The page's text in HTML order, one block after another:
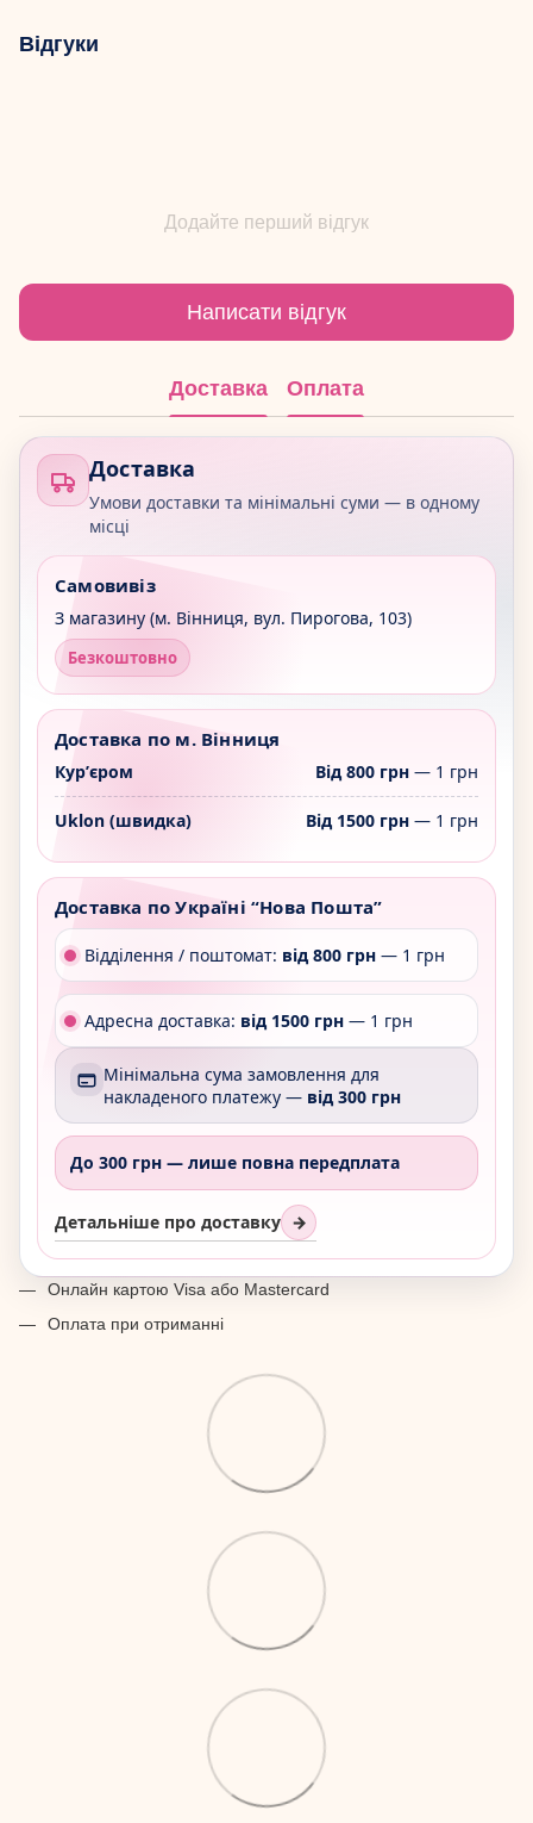
Відгуки
Додайте перший відгук
Написати відгук
Доставка Оплата
Доставка
Умови доставки та мінімальні суми — в одному
місці
Самовивіз
З магазину (м. Вінниця, вул. Пирогова, 103)
Безкоштовно
Доставка по м. Вінниця
Курʼєром Від 800 грн— 1 грн
Uklon (швидка) Від 1500 грн— 1 грн
Доставка по Україні “Нова Пошта”
Відділення / поштомат: від 800 грн — 1 грн
Адресна доставка: від 1500 грн — 1 грн
Мінімальна сума замовлення для
накладеного платежу — від 300 грн
До 300 грн — лише повна передплата
Детальніше про доставку →
Онлайн картою Visa або Mastercard
Оплата при отриманні